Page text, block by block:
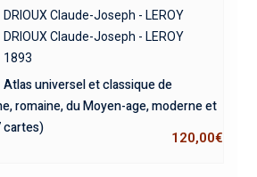
DRIOUX Claude-Joseph - LEROY
DRIOUX Claude-Joseph - LEROY
1893
Atlas universel et classique de
romaine, du Moyen-age, moderne et
cartes)
120,00€